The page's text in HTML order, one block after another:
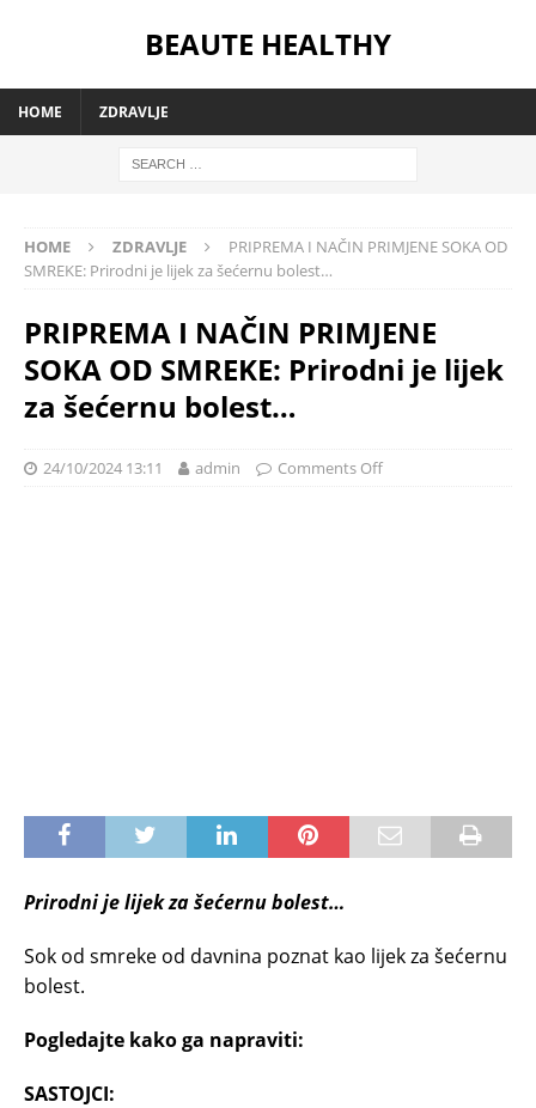
BEAUTE HEALTHY
HOME ZDRAVLJE
HOME ZDRAVLJE
PRIPREMA I NAČIN PRIMJENE SOKA OD
SMREKE: Prirodni je lijek za šećernu bolest…
PRIPREMA I NAČIN PRIMJENE
SOKA OD SMREKE: Prirodni je lijek
za šećernu bolest…
24/10/2024 13:11 admin Comments Off
Prirodni je lijek za šećernu bolest…
Sok od smreke od davnina poznat kao lijek za šećernu
bolest.
Pogledajte kako ga napraviti:
SASTOJCI: